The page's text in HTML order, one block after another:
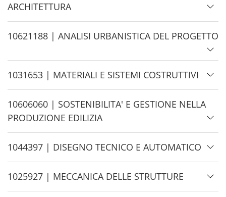
i
d
e
ARCHITETTURA
H
d
e
10621188 | ANALISI URBANISTICA DEL PROGETTO
H
i
d
e
1031653 | MATERIALI E SISTEMI COSTRUTTIVI
H
i
d
e
10606060 | SOSTENIBILITA' E GESTIONE NELLA
PRODUZIONE EDILIZIA
H
i
d
e
1044397 | DISEGNO TECNICO E AUTOMATICO
H
i
1025927 | MECCANICA DELLE STRUTTURE